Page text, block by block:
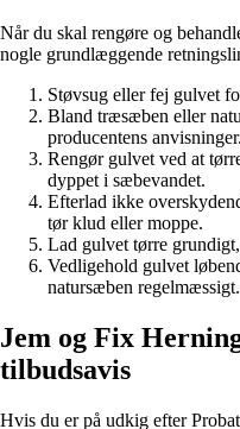
Når du skal rengøre og
nogle grundlæggende
Støvsug eller fej gulvet
Bland træsæben eller
producentens anvisninger.
Rengør gulvet ved at
dyppet i sæbevandet.
Efterlad ikke
tør klud eller moppe.
Lad gulvet tørre
Vedligehold gulvet
natursæben regelmæssigt.
Jem og Fix
tilbudsavis
Hvis du er på udkig efter